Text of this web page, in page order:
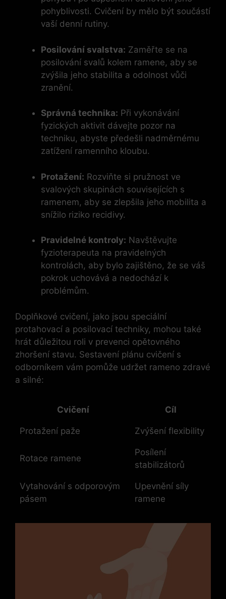
pohyblivosti. Cvičení by mělo být součástí
vaší denní rutiny.
Posilování svalstva: Zaměřte se na
posilování svalů kolem ramene, aby se
zvýšila jeho stabilita a odolnost vůči
zranění.
Správná technika: Při vykonávání
fyzických aktivit dávejte pozor na
techniku, abyste předešli nadměrnému
zatížení ramenního kloubu.
Protažení: Rozviňte si pružnost ve
svalových skupinách souvisejících s
ramenem, aby se zlepšila jeho mobilita a
snížilo riziko recidivy.
Pravidelné kontroly: Navštěvujte
fyzioterapeuta na pravidelných
kontrolách, aby bylo zajištěno, že se váš
pokrok uchovává a nedochází k
problémům.
Doplňkové cvičení, jako jsou speciální
protahovací a posilovací techniky, mohou také
hrát důležitou roli v prevenci opětovného
zhoršení stavu. Sestavení plánu cvičení s
odborníkem vám pomůže udržet rameno zdravé
a silné:
Cvičení Cíl
Protažení paže Zvýšení flexibility
Rotace ramene
Posílení
stabilizátorů
Vytahování s odporovým
pásem
Upevnění síly
ramene